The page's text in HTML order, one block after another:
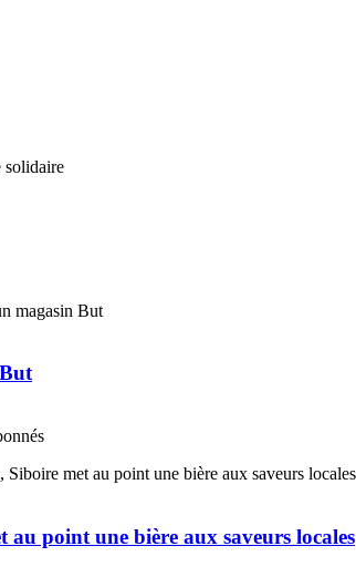
au point une bière aux saveurs locales